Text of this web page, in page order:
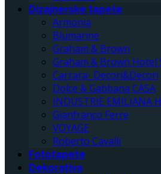
Dizajnerske tapete
Armonia
Blumarine
Graham & Brown
Graham & Brown Hotel
Carrara- Decori&Decori
Dolce & Gabbana CASA
INDUSTRIE EMILIANA
Gianfranco Ferre
VOYAGE
Roberto Cavalli
Fototapete
Dekorativa